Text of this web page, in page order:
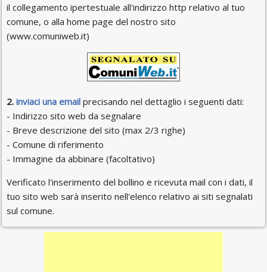
il collegamento ipertestuale all'indirizzo http relativo al tuo
comune, o alla home page del nostro sito
(www.comuniweb.it)
2. inviaci una emailprecisando nel dettaglio i seguenti dati:
- Indirizzo sito web da segnalare
- Breve descrizione del sito (max 2/3 righe)
- Comune di riferimento
- Immagine da abbinare (facoltativo)
Verificato l'inserimento del bollino e ricevuta mail con i dati, il
tuo sito web sarà inserito nell'elenco relativo ai siti segnalati
sul comune.